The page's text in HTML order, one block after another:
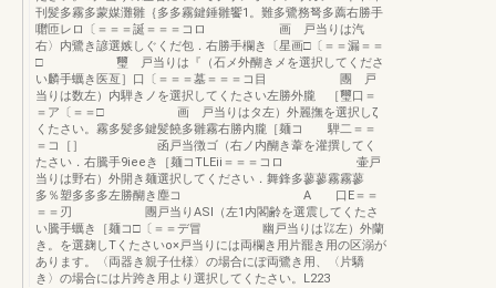
刊髪多霧多蒙媒灘雛｛多多霧鍵錘雛饗1。難多鷺務弩多薦右勝手
囎匝レロ〔＝＝＝誕＝＝＝コロ 画 戸当りは汽
右〉内鷺き諺選嫉しぐくだ包．右勝手欄き〔星画□〔＝＝漏＝＝
□ 璽 戸当りは『（石メ外醐きメを選択してくださ
い麟手蠣き医亙］口〔＝＝＝墓＝＝＝コ目 團 戸
当りは数左）内騨きノを選択してくたさい左勝外朧 ［璽口＝
＝ア〔＝＝□ 画 戸当りはタ左）外麗撫を選択しζ
くたさい。霧多髪多鍵髪饒多雛霧右勝内朧［麺コ 騨二＝＝
＝コ［］ 函戸当徴ゴ（右ノ内醐き葦を灌撰してく
たさい．右騰手9ieeき［麺コTLEii＝＝＝コロ 壷戸
当りは野右）外開き麺選択してください．舞鋒多蓼蓼霧霧蓼
多％塑多多多左勝醐き塵コ A 口E＝＝
＝＝刃 團戸当りASI（左1内閣齢を選震してくたさ
い騰手蠣き［麺コ□〔＝＝デ冒 幽戸当りは㍑左）外蘭
き。を選麹しTくたさいo×戸当りには両欄き用片罷き用の区溺が
あります。〈両器き親子仕様〉の場合にぽ両鷺き用、〈片驕
き〉の場合には片跨き用より選択してくたさい。L223